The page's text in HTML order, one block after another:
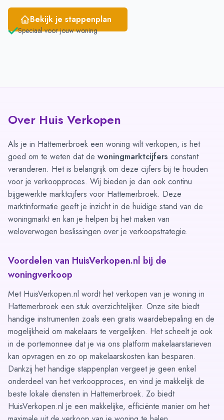
Bekijk je stappenplan
Speciaal voor jouw woning
Over Huis Verkopen
Als je in Hattemerbroek een woning wilt verkopen, is het
goed om te weten dat de woningmarktcijfers constant
veranderen. Het is belangrijk om deze cijfers bij te houden
voor je verkoopproces. Wij bieden je dan ook continu
bijgewerkte marktcijfers voor Hattemerbroek. Deze
marktinformatie geeft je inzicht in de huidige stand van de
woningmarkt en kan je helpen bij het maken van
weloverwogen beslissingen over je verkoopstrategie.
Voordelen van HuisVerkopen.nl bij de
woningverkoop
Met HuisVerkopen.nl wordt het verkopen van je woning in
Hattemerbroek een stuk overzichtelijker. Onze site biedt
handige instrumenten zoals een gratis waardebepaling en de
mogelijkheid om makelaars te vergelijken. Het scheelt je ook
in de portemonnee dat je via ons platform makelaarstarieven
kan opvragen en zo op makelaarskosten kan besparen.
Dankzij hethandige stappenplan vergeet je geen enkel
onderdeel van het verkoopproces, en vind je makkelijk de
beste lokale diensten in Hattemerbroek. Zo biedt
HuisVerkopen.nl je een makkelijke, efficiënte manier om het